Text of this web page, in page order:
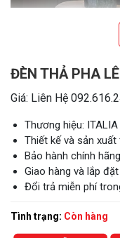
ĐÈN THẢ PHA
Giá: Liên Hệ
Thương hiệu: ITALIA
Thiết kế và sản
Bảo hành chính
Giao hàng và lắp
Đổi trả miễn phí
Tình trạng: Còn hàng